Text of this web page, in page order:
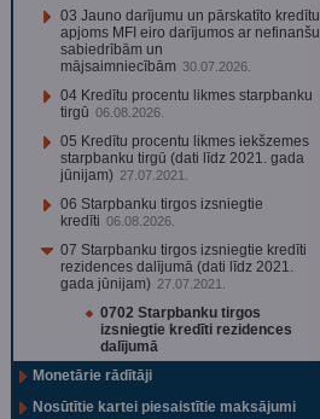
03 Jauno darījumu un pārskatīto kredītu
apjoms MFI eiro darījumos ar nefinanšu
sabiedrībām un
mājsaimniecībām 30.07.2026.
04 Kredītu procentu likmes starpbanku
tirgū 06.08.2026.
05 Kredītu procentu likmes iekšzemes
starpbanku tirgū (dati līdz 2021. gada
jūnijam) 27.07.2021.
06 Starpbanku tirgos izsniegtie
kredīti 06.08.2026.
07 Starpbanku tirgos izsniegtie kredīti
rezidences dalījumā (dati līdz 2021.
gada jūnijam) 27.07.2021.
0702 Starpbanku tirgos
izsniegtie kredīti rezidences
dalījumā
Monetārie rādītāji
Nosūtītie kartei piesaistītie maksājumi